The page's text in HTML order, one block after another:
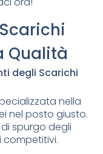
Qualità
degli Scarichi
nella
nel posto giusto.
spurgo degli
competitivi.